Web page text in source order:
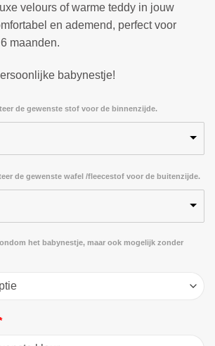
velours of warme teddy in jouw
en ademend, perfect voor
maanden.
babynestje!
de gewenste stof voor de binnenzijde.
de gewenste wafel /fleecestof voor de buitenzijde.
het babynestje, maar ook mogelijk zonder